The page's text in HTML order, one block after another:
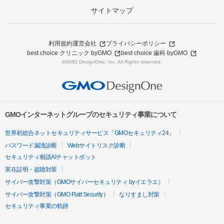
サイトマップ
利用規約運営会社
プライバシーポリシー
best choice クリニック byGMO
best choice 歯科 byGMO
©GMO DesignOne, Inc. All Rights reserved.
GMOインターネットグループのセキュリティ事業について
世界初総合ネットセキュリティサービス「GMOセキュリティ24」
パスワード漏洩診断
Webサイトリスク診断
セキュリティ相談AIチャットボット
実在証明・盗聴対策
サイバー攻撃対策（GMOサイバーセキュリティ byイエラエ）
サイバー攻撃対策（GMO Flatt Security）
なりすまし対策
セキュリティ事業の軌跡